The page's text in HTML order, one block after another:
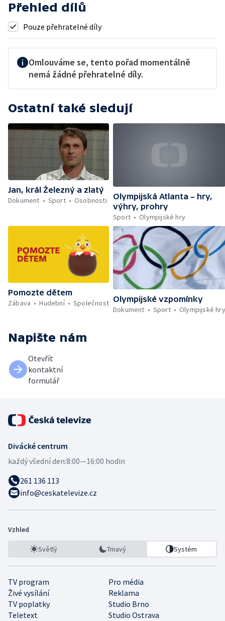
Přehled dílů
Pouze přehratelné díly
Omlouváme se, tento pořad momentálně
nemá žádné přehratelné díly.
Ostatní také sledují
Jan, král Železný a zlatý
Dokument
Sport Osobnosti
Olympijská Atlanta – hry,
výhry, prohry
Sport
Olympijské hry
Pomozte dětem
Zábava
Hudební Společnost Olympijské vzpomínky
Dokument
Sport Olympijské hry
Napište nám
Otevřít
kontaktní
formulář
Divácké centrum
každý všední den:8:00—16:00 hodin
261 136 113
info@ceskatelevize.cz
Vzhled
Světlý Tmavý Systém
TV program
Pro média
Živé vysílání
Reklama
TV poplatky
Studio Brno
Teletext
Studio Ostrava